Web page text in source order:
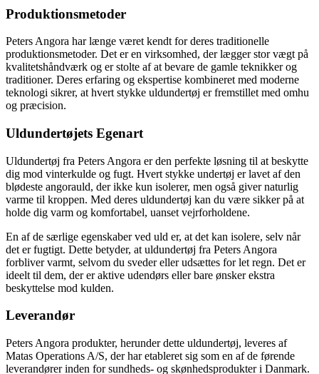
Produktionsmetoder
Peters Angora har længe været kendt for deres traditionelle
produktionsmetoder. Det er en virksomhed, der lægger stor vægt på
kvalitetshåndværk og er stolte af at bevare de gamle teknikker og
traditioner. Deres erfaring og ekspertise kombineret med moderne
teknologi sikrer, at hvert stykke uldundertøj er fremstillet med omhu
og præcision.
Uldundertøjets Egenart
Uldundertøj fra Peters Angora er den perfekte løsning til at beskytte
dig mod vinterkulde og fugt. Hvert stykke undertøj er lavet af den
blødeste angorauld, der ikke kun isolerer, men også giver naturlig
varme til kroppen. Med deres uldundertøj kan du være sikker på at
holde dig varm og komfortabel, uanset vejrforholdene.
En af de særlige egenskaber ved uld er, at det kan isolere, selv når
det er fugtigt. Dette betyder, at uldundertøj fra Peters Angora
forbliver varmt, selvom du sveder eller udsættes for let regn. Det er
ideelt til dem, der er aktive udendørs eller bare ønsker ekstra
beskyttelse mod kulden.
Leverandør
Peters Angora produkter, herunder dette uldundertøj, leveres af
Matas Operations A/S, der har etableret sig som en af de førende
leverandører inden for sundheds- og skønhedsprodukter i Danmark.